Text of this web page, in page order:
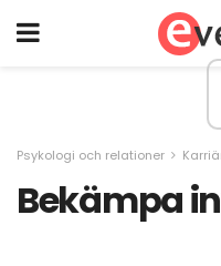
Psykologi och relationer
Bekämpa